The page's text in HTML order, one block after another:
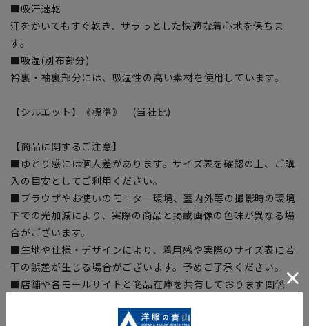
■吸汗速乾
汗をかいてもすぐ乾き、サラっとした快適な着心地を保ちま
す。
■吸湿(別布部分)
衿裏・袖裏部分には、吸湿性の高い素材を使用しています。
【シルエット】《標準》 (当社比)
【商品に関するご注意】
■ゆとり感には個人差があります。サイズ表を確認の上、ご購
入の目安としてご利用ください。
■ブラウザやお使いのモニター環境、室内外等の撮影時の環境
下での光加減により、実際の商品と掲載画像の色味が異なる場
合がございます。
■生地や仕様・デザインにより、着用感や実際のサイズ表に若
干の誤差が生じる場合がございます。予めご了承ください。
■店舗や各モールサイトと商品在庫を共有しております関係
を完了できない場合がございます。予めご了承ください。（お